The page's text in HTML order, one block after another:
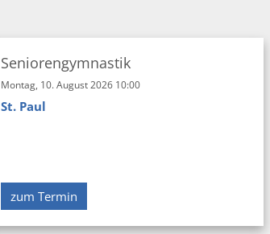
Seniorengymnastik
Montag, 10. August 2026 10:00
St. Paul
zum Termin